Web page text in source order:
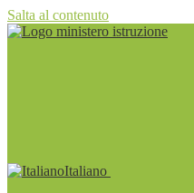
Salta al contenuto
Italiano